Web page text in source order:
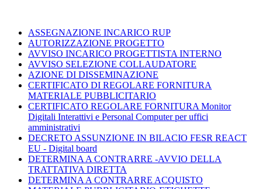
ASSEGNAZIONE INCARICO RUP
AUTORIZZAZIONE PROGETTO
AVVISO INCARICO PROGETTISTA INTERNO
AVVISO SELEZIONE COLLAUDATORE
AZIONE DI DISSEMINAZIONE
CERTIFICATO DI REGOLARE FORNITURA
MATERIALE PUBBLICITARIO
CERTIFICATO REGOLARE FORNITURA Monitor
Digitali Interattivi e Personal Computer per uffici
amministrativi
DECRETO ASSUNZIONE IN BILACIO FESR REACT
EU - Digital board
DETERMINA A CONTRARRE -AVVIO DELLA
TRATTATIVA DIRETTA
DETERMINA A CONTRARRE ACQUISTO